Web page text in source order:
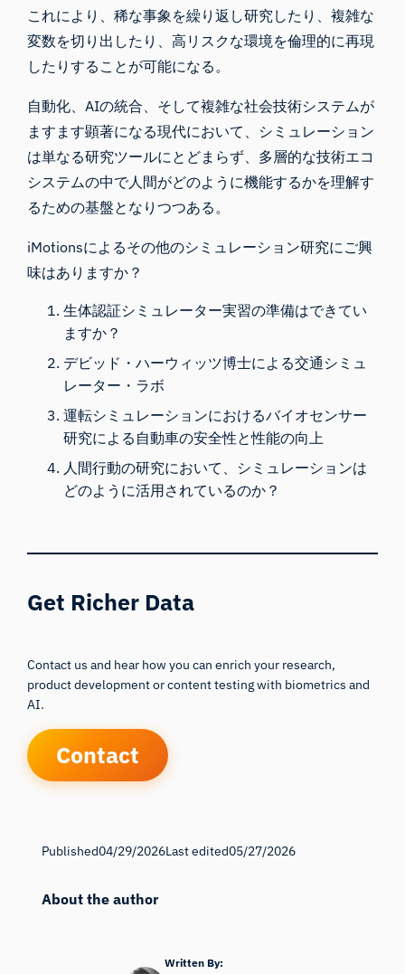
これにより、稀な事象を繰り返し研究したり、複雑な
変数を切り出したり、高リスクな環境を倫理的に再現
したりすることが可能になる。
自動化、AIの統合、そして複雑な社会技術システムが
ますます顕著になる現代において、シミュレーション
は単なる研究ツールにとどまらず、多層的な技術エコ
システムの中で人間がどのように機能するかを理解す
るための基盤となりつつある。
iMotionsによるその他のシミュレーション研究にご興
味はありますか？
生体認証シミュレーター実習の準備はできてい
ますか？
デビッド・ハーウィッツ博士による交通シミュ
レーター・ラボ
運転シミュレーションにおけるバイオセンサー
研究による自動車の安全性と性能の向上
人間行動の研究において、シミュレーションは
どのように活用されているのか？
Get Richer Data
Contact us and hear how you can enrich your research,
product development or content testing with biometrics and
AI.
Contact
Published04/29/2026Last edited05/27/2026
About the author
Written By: